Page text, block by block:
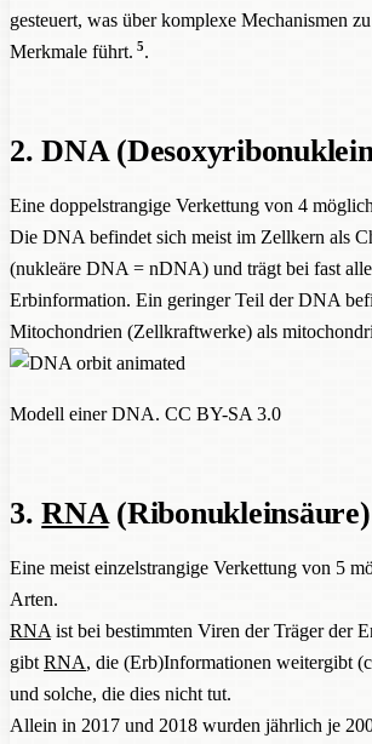
gesteuert, was über komplexe Mechanismen
Merkmale führt. 5.
2. DNA
Eine doppelstrangige Verkettung von 4
Die DNA befindet sich meist im Zellkern als
(nukleäre DNA = nDNA) und trägt bei fast
Erbinformation. Ein geringer Teil der DNA
Mitochondrien (Zellkraftwerke) als
Modell einer DNA. CC BY-SA 3.0
3.RNA(Ribonukleinsäure)
Eine meist einzelstrangige Verkettung von 5
Arten.
RNA ist bei bestimmten Viren der Träger der
gibt RNA, die (Erb)Informationen weitergibt
und solche, die dies nicht tut.
Allein in 2017 und 2018 wurden jährlich je